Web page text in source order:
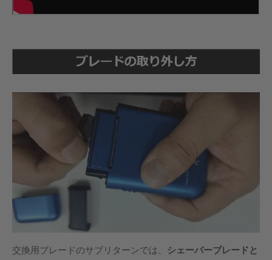
交換用ブレードのサブリターンでは、 シェーバーブレードと